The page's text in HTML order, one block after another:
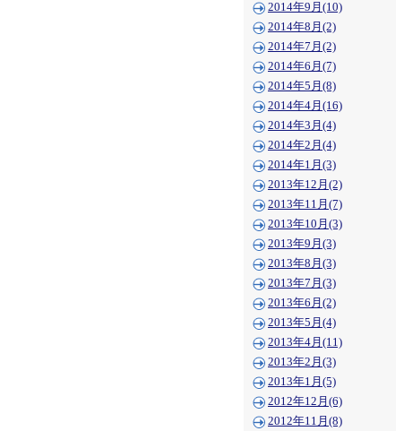
2014年9月(10)
2014年8月(2)
2014年7月(2)
2014年6月(7)
2014年5月(8)
2014年4月(16)
2014年3月(4)
2014年2月(4)
2014年1月(3)
2013年12月(2)
2013年11月(7)
2013年10月(3)
2013年9月(3)
2013年8月(3)
2013年7月(3)
2013年6月(2)
2013年5月(4)
2013年4月(11)
2013年2月(3)
2013年1月(5)
2012年12月(6)
2012年11月(8)